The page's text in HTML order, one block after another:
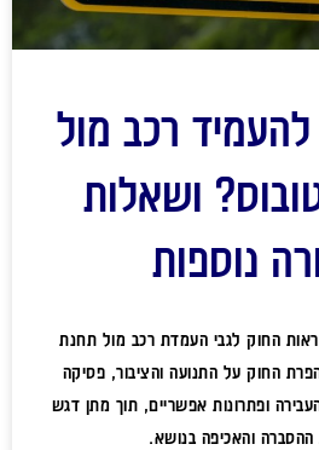
רכב מול
ושאלות
נוספות
החוק לגבי העמדת רכב מול תחנת
החוק על התנועה והציבור, פסיקה
ופתרונות אפשריים, תוך מתן דגש
והאכיפה בנושא.